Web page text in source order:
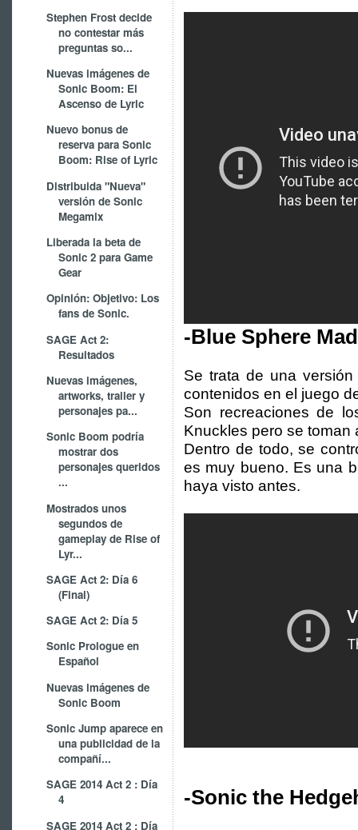
Stephen Frost decide
no contestar más
preguntas so...
Nuevas imágenes de
Sonic Boom: El
Ascenso de Lyric
Nuevo bonus de
reserva para Sonic
Boom: Rise of Lyric
Distribuida "Nueva"
versión de Sonic
Megamix
Liberada la beta de
Sonic 2 para Game
Gear
Opinión: Objetivo: Los
fans de Sonic.
SAGE Act 2:
Resultados
Nuevas imágenes,
artworks, trailer y
personajes pa...
Sonic Boom podría
mostrar dos
personajes queridos
...
Mostrados unos
segundos de
gameplay de Rise of
Lyr...
SAGE Act 2: Día 6
(Final)
SAGE Act 2: Día 5
Sonic Prologue en
Español
Nuevas imágenes de
Sonic Boom
Sonic Jump aparece en
una publicidad de la
compañí...
SAGE 2014 Act 2 : Día
4
SAGE 2014 Act 2 : Día
-Blue Sphere
Se trata de una
contenidos en el juego
Son recreaciones de
Knuckles pero se toman
Dentro de todo, se
es muy bueno. Es una
haya visto antes.
-Sonic the